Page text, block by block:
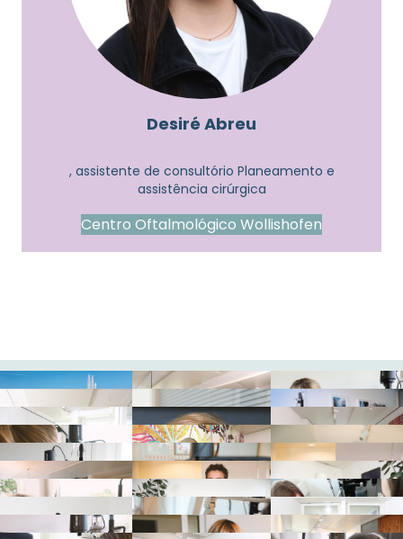
Desiré Abreu
, assistente de consultório Planeamento e
assistência cirúrgica
Centro Oftalmológico Wollishofen